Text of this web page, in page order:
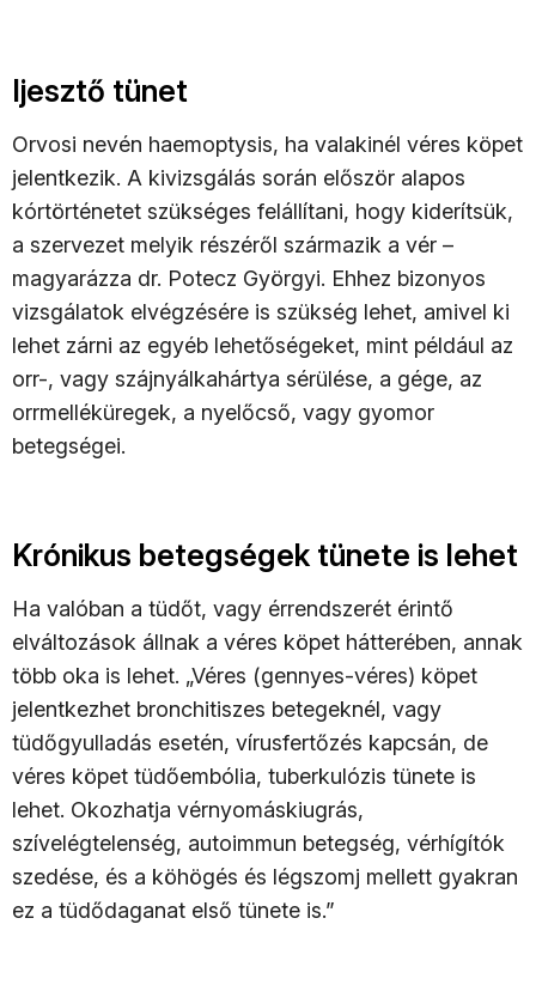
Ijesztő tünet
Orvosi nevén haemoptysis, ha valakinél véres köpet
jelentkezik. A kivizsgálás során először alapos
kórtörténetet szükséges felállítani, hogy kiderítsük,
a szervezet melyik részéről származik a vér –
magyarázza dr. Potecz Györgyi. Ehhez bizonyos
vizsgálatok elvégzésére is szükség lehet, amivel ki
lehet zárni az egyéb lehetőségeket, mint például az
orr-, vagy szájnyálkahártya sérülése, a gége, az
orrmelléküregek, a nyelőcső, vagy gyomor
betegségei.
Krónikus betegségek tünete is lehet
Ha valóban a tüdőt, vagy érrendszerét érintő
elváltozások állnak a véres köpet hátterében, annak
több oka is lehet. „Véres (gennyes-véres) köpet
jelentkezhet bronchitiszes betegeknél, vagy
tüdőgyulladás esetén, vírusfertőzés kapcsán, de
véres köpet tüdőembólia, tuberkulózis tünete is
lehet. Okozhatja vérnyomáskiugrás,
szívelégtelenség, autoimmun betegség, vérhígítók
szedése, és a köhögés és légszomj mellett gyakran
ez a tüdődaganat első tünete is.”